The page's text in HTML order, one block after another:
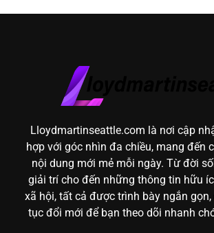
Lloydmartinseattle.com là nơi cập
hợp với góc nhìn đa chiều, mang đến
nội dung mới mẻ mỗi ngày. Từ đời
giải trí cho đến những thông tin hữu
xã hội, tất cả được trình bày ngắn gọn,
tục đổi mới để bạn theo dõi nhanh